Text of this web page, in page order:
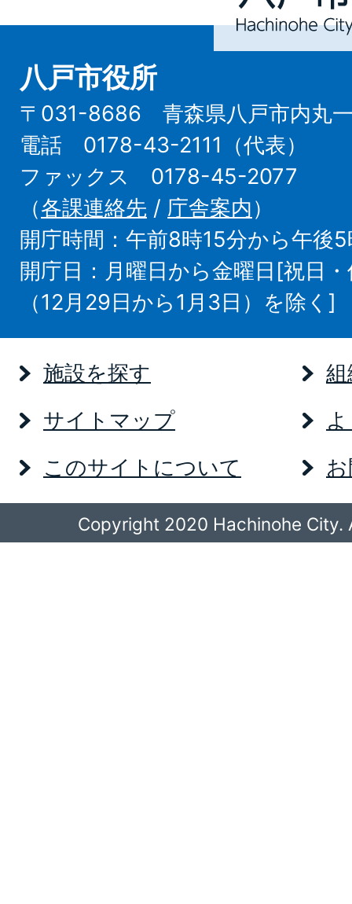
City
八戸市役所
〒031-8686 青森県八戸市内丸一
電話 0178-43-2111（代表）
ファックス 0178-45-2077
（各課連絡先 / 庁舎案内）
開庁時間：午前8時15分から午後
開庁日：月曜日から金曜日[祝日
（12月29日から1月3日）を除く]
施設を探す
サイトマップ
このサイトについて
Copyright 2020 Hachinohe City.